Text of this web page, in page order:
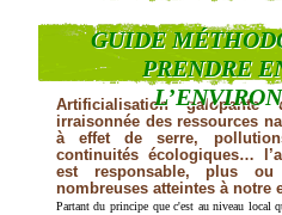
GUIDE
PRENDRE
Artificialisation galopante
irraisonnée des ressources
à effet de serre,
continuités écologiques…
est responsable, plus
nombreuses atteintes à notre
Partant du principe que c'est au niveau local